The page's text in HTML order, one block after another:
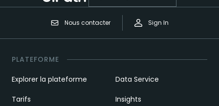
Nous contacter Sign In
PLATEFORME
Explorer la plateforme
Tarifs
Data Service
Insights